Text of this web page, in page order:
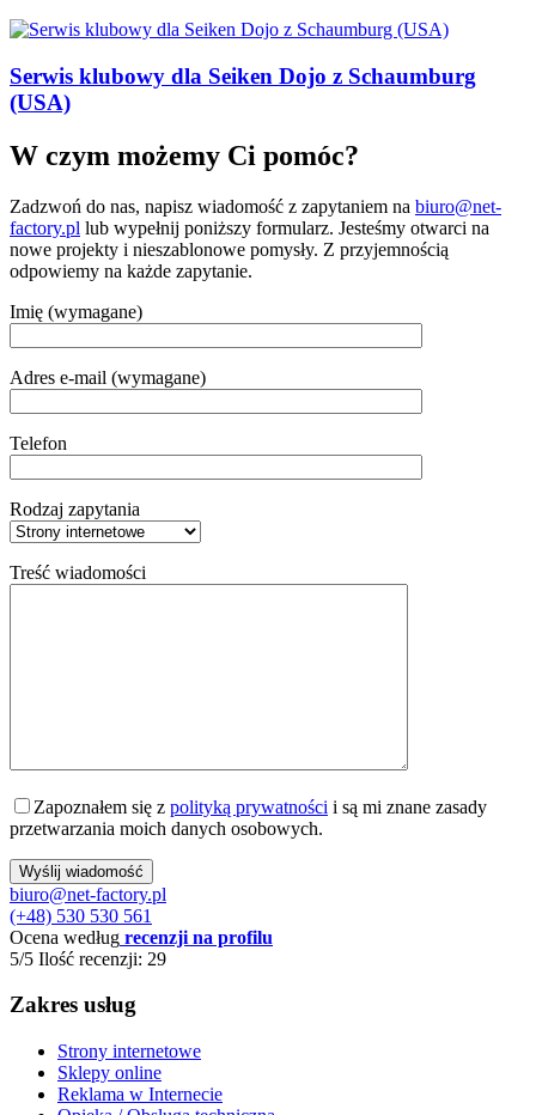
Serwis klubowy dla Seiken Dojo z Schaumburg
(USA)
W czym możemy Ci pomóc?
Zadzwoń do nas, napisz wiadomość z zapytaniem na biuro@net-
factory.pl lub wypełnij poniższy formularz. Jesteśmy otwarci na
nowe projekty i nieszablonowe pomysły. Z przyjemnością
odpowiemy na każde zapytanie.
Imię (wymagane)
Adres e-mail (wymagane)
Telefon
Rodzaj zapytania
Treść wiadomości
Zapoznałem się z polityką prywatności i są mi znane zasady
przetwarzania moich danych osobowych.
biuro@net-factory.pl
(+48) 530 530 561
Ocena według recenzji na profilu
5/5 Ilość recenzji: 29
Zakres usług
Strony internetowe
Sklepy online
Reklama w Internecie